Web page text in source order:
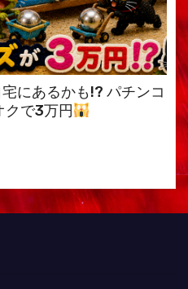
宅にあるかも!? パチンコ
クで3万円